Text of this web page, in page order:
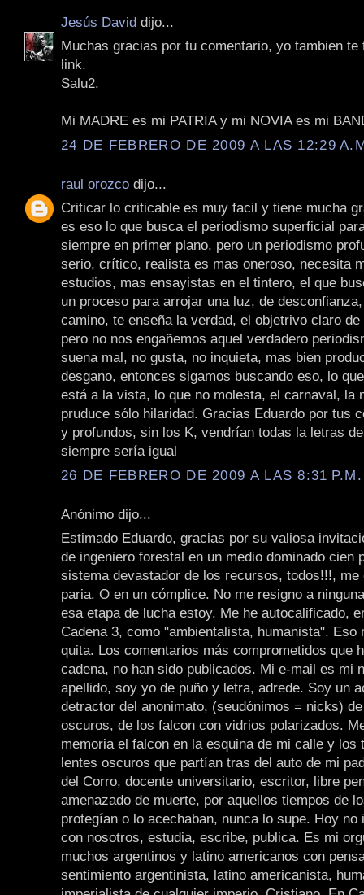
Jesús David dijo...
Muchas gracias por tu comentario, yo tambien te
link.
Salu2.
Mi MADRE es mi PATRIA y mi NOVIA es mi
24 DE FEBRERO DE 2009 A LAS 12:29
raul orozco dijo...
Criticar lo criticable es muy facil y tiene mucha
es eso lo que busca el periodismo superficial
siempre en primer plano, pero un periodismo
serio, crítico, realista es mas oneroso, necesita
estudios, mas ensayistas en el tintero, el que
un proceso para arrojar una luz, de
camino, te enseña la verdad, el objetrivo claro
pero no nos engañemos aquel verdadero
suena mal, no gusta, no inquieta, mas bien
desgano, entonces sigamos buscando eso, lo
está a la vista, lo que no molesta, el carnaval, la
pruduce sólo hilaridad. Gracias Eduardo por tus
y profundos, sin los K, vendrían todas la letras
siempre sería igual
26 DE FEBRERO DE 2009 A LAS 8:31 P.M.
Anónimo dijo...
Estimado Eduardo, gracias por su valiosa
de ingeniero forestal en un medio dominado cien
sistema devastador de los recursos, todos!!!, me
paria. O en un cómplice. No me resigno a
esa etapa de lucha estoy. Me he autocalificado,
Cadena 3, como "ambientalista, humanista". Eso
quita. Los comentarios más comprometidos que
cadena, no han sido publicados. Mi e-mail es mi
apellido, soy yo de puño y letra, adrede. Soy un
detractor del anonimato, (seudónimos = nicks)
oscuros, de los falcon con vidrios polarizados.
memoria el falcon en la esquina de mi calle y los
lentes oscuros que partían tras del auto de mi
del Corro, docente universitario, escritor, libre
amenazado de muerte, por aquellos tiempos de
protegían o lo acechaban, nunca lo supe. Hoy no
con nosotros, estudia, escribe, publica. Es mi
muchos argentinos y latino americanos con
sentimiento argentinista, latino americanista,